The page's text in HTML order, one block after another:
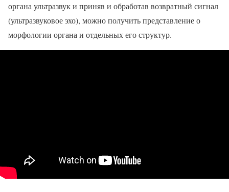
органа ультразвук и приняв и обработав возвратный сигнал
(ультразвуковое эхо), можно получить представление о
морфологии органа и отдельных его структур.